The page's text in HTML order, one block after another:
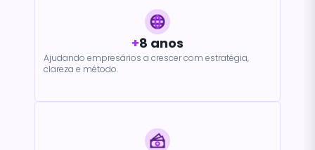
+8 anos
Ajudando empresários a crescer com estratégia,
clareza e método.